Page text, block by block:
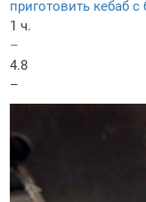
приготовить кебаб
1 ч.
–
4.8
–